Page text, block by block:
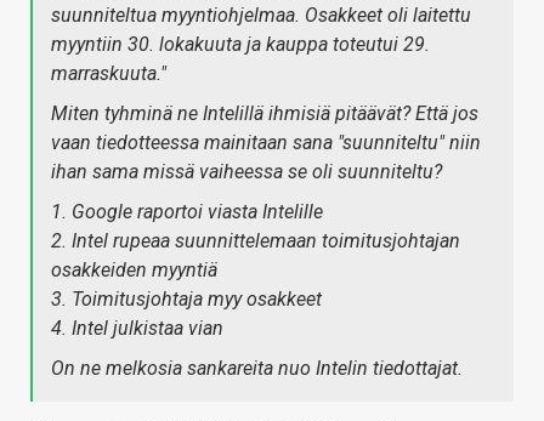
suunniteltua myyntiohjelmaa. Osakkeet oli laitettu
myyntiin 30. lokakuuta ja kauppa toteutui 29.
marraskuuta."
Miten tyhminä ne Intelillä ihmisiä pitäävät? Että jos
vaan tiedotteessa mainitaan sana "suunniteltu" niin
ihan sama missä vaiheessa se oli suunniteltu?
1. Google raportoi viasta Intelille
2. Intel rupeaa suunnittelemaan toimitusjohtajan
osakkeiden myyntiä
3. Toimitusjohtaja myy osakkeet
4. Intel julkistaa vian
On ne melkosia sankareita nuo Intelin tiedottajat.